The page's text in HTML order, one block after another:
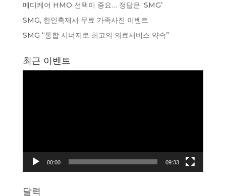
메디케어 HMO 선택이 중요… 정답은 ‘SMG’
SMG, 한인축제서 무료 가족사진 이벤트
SMG “통합 시너지로 최고의 의료서비스 약속”
최근 이벤트
00:00 09:33
달력